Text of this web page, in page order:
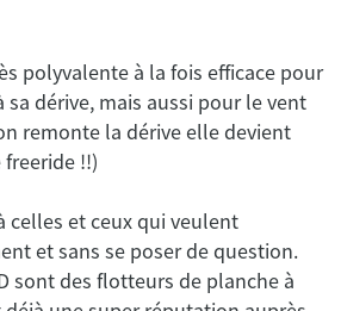
polyvalente à la fois efficace pour
sa dérive, mais aussi pour le vent
remonte la dérive elle devient
celles et ceux qui veulent
et sans se poser de question.
sont des flotteurs de planche à